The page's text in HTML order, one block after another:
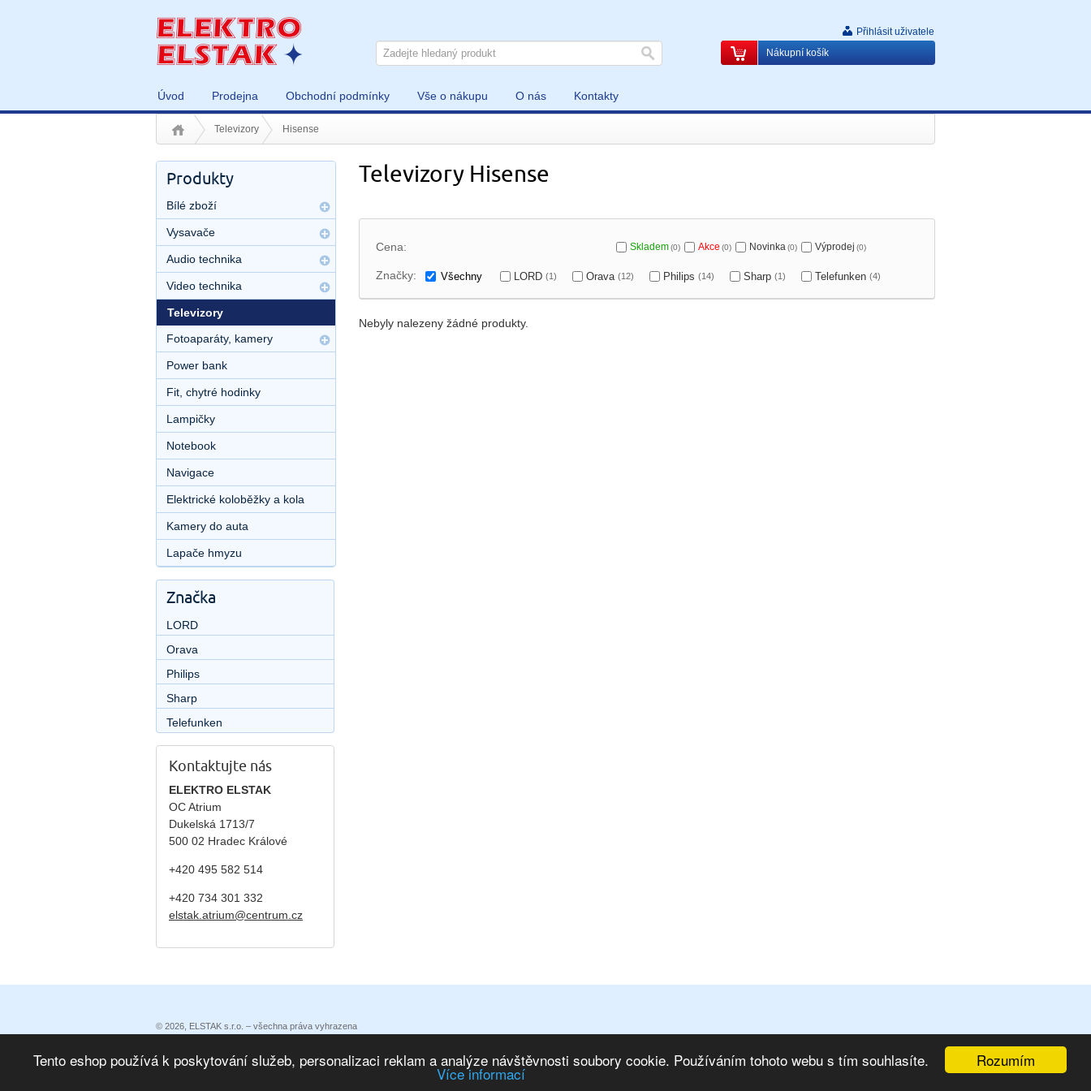
Rozumím
Tento eshop používá k poskytování služeb, personalizaci reklam a analýze návštěvnosti soubory cookie. Používáním tohoto webu s tím souhlasíte.
Více informací
Úvod Prodejna Obchodní podmínky Vše o nákupu O nás Kontakty
Přihlásit uživatele
Nákupní košík
Televizory Hisense
Televizory Hisense
Cena: Skladem(0) Akce (0) Novinka(0) Výprodej (0)
Značky: Všechny LORD (1) Orava (12) Philips (14) Sharp (1) Telefunken (4)
Nebyly nalezeny žádné produkty.
Produkty
Bílé zboží
Vysavače
Audio technika
Video technika
Televizory
Fotoaparáty, kamery
Power bank
Fit, chytré hodinky
Lampičky
Notebook
Navigace
Elektrické koloběžky a kola
Kamery do auta
Lapače hmyzu
Značka
LORD
Orava
Philips
Sharp
Telefunken
Kontaktujte nás
ELEKTRO ELSTAK
OC Atrium
Dukelská 1713/7
500 02 Hradec Králové
+420 495 582 514
+420 734 301 332
elstak.atrium@centrum.cz
© 2026, ELSTAK s.r.o. – všechna práva vyhrazena
Eshop vytvořila eBRÁNA
|eBRÁNA eshop s propojením na IS|Marketing eshopu